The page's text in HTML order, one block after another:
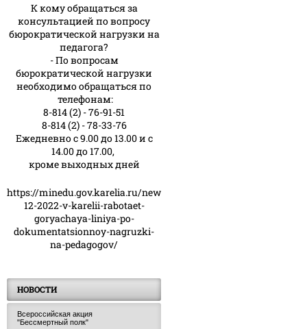
К кому обращаться за
консультацией по вопросу
бюрократической нагрузки на
педагога?
- По вопросам
бюрократической нагрузки
необходимо обращаться по
телефонам:
8-814 (2) - 76-91-51
8-814 (2) - 78-33-76
Ежедневно с 9.00 до 13.00 и с
14.00 до 17.00,
кроме выходных дней
https://minedu.gov.karelia.ru/news/23-
12-2022-v-karelii-rabotaet-
goryachaya-liniya-po-
dokumentatsionnoy-nagruzki-
na-pedagogov/
НОВОСТИ
Всероссийская акция
"Бессмертный полк"